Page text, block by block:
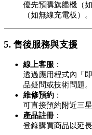
優先預購旗艦機（
（如無線充電板）。
5. 售後服務與支援
線上客服 ：
透過應用程式內「
品疑問或技術問題。
維修預約 ：
可直接預約附近三
產品註冊 ：
登錄購買商品以延